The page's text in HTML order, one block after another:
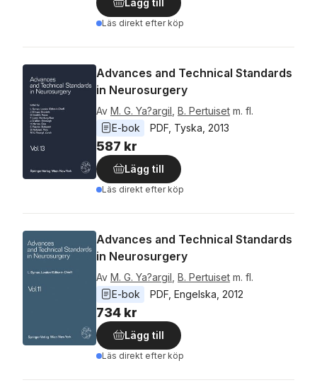
Lägg till
Läs direkt efter köp
Advances and Technical Standards
in Neurosurgery
Av M. G. Ya?argil B. Pertuiset m. fl.
E-bok
PDF Tyska 2013
587 kr
Lägg till
Läs direkt efter köp
Advances and Technical Standards
in Neurosurgery
Av M. G. Ya?argil B. Pertuiset m. fl.
E-bok
PDF Engelska 2012
734 kr
Lägg till
Läs direkt efter köp